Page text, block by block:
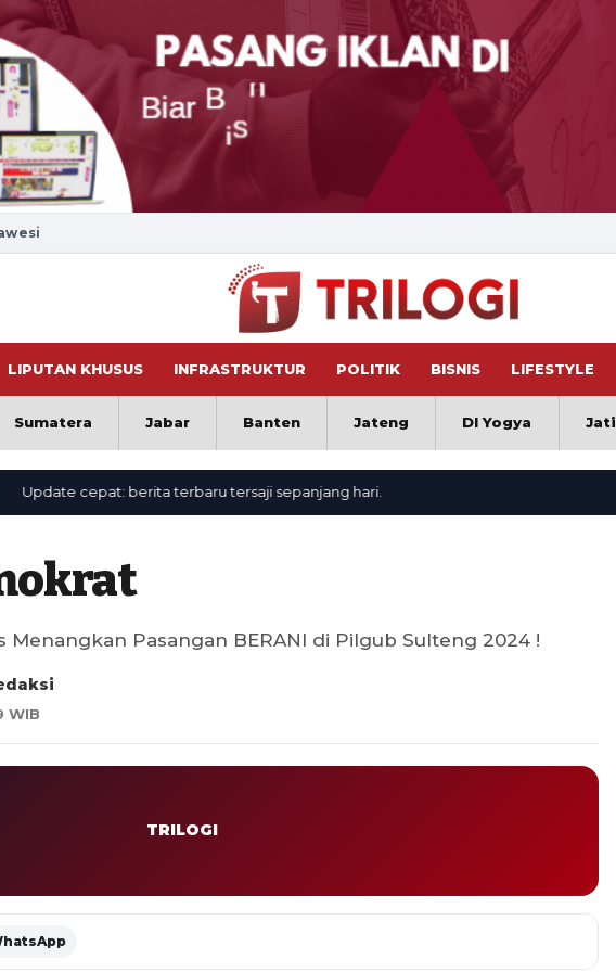
LIPUTAN KHUSUS INFRASTRUKTUR POLITIK BISNIS LIFESTYLE
Sumatera Jabar Banten Jateng DI Yogya
Update cepat: berita terbaru tersaji sepanjang hari.
Menangkan Pasangan BERANI di Pilgub Sulteng 2024 !
WIB
TRILOGI